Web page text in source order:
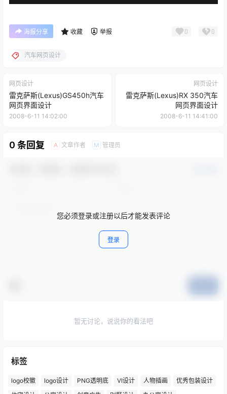
海报分享 收藏 举报 0 0
汽车网页设计
网页设计
雷克萨斯(Lexus)GS450h汽车
网页界面设计
2008-6-11 14:02:00
网页设计
雷克萨斯(Lexus)RX 350汽车
网页界面设计
2008-6-11 14:41:00
0 条回复 A 文章作者 M 管理员
您必须登录或注册以后才能发表评论
登录
暂无讨论，说说你的看法吧
标签
logo校徽 logo设计 PNG透明底 VI设计 人物插画
优秀包装设计